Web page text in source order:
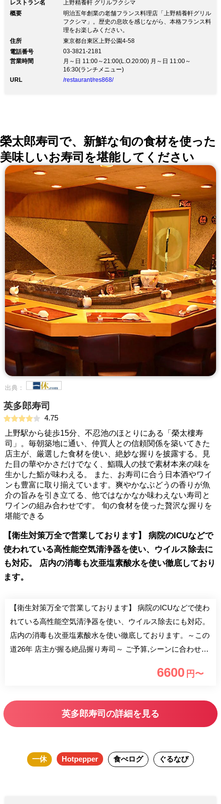
レストラン名
上野精養軒 グリルフクシマ
概要
明治五年創業の老舗フランス料理店「上野精養軒グリル
フクシマ」。歴史の息吹を感じながら、本格フランス料
理をお楽しみください。
住所
東京都台東区上野公園4-58
電話番号
03-3821-2181
営業時間
月～日 11:00～21:00(L.O.20:00) 月～日 11:00～
16:30(ランチメニュー)
URL
/restaurant/res868/
榮太郎寿司で、新鮮な旬の食材を使った
美味しいお寿司を堪能してください
出典：
英多郎寿司
4.75
上野駅から徒歩15分、不忍池のほとりにある「榮太樓寿
司」。毎朝築地に通い、仲買人との信頼関係を築いてきた
店主が、厳選した食材を使い、絶妙な握りを披露する。見
た目の華やかさだけでなく、鮨職人の技で素材本来の味を
生かした鮨が味わえる。 また、お寿司に合う日本酒やワイ
ンも豊富に取り揃えています。爽やかなぶどうの香りが魚
介の旨みを引き立てる、他ではなかなか味わえない寿司と
ワインの組み合わせです。 旬の食材を使った贅沢な握りを
堪能できる
【衛生対策万全で営業しております】 病院のICUなどで
使われている高性能空気清浄器を使い、ウイルス除去に
も対応。 店内の消毒も次亜塩素酸水を使い徹底しており
ます。
【衛生対策万全で営業しております】 病院のICUなどで使わ
れている高性能空気清浄器を使い、ウイルス除去にも対応。
店内の消毒も次亜塩素酸水を使い徹底しております。～この
道26年 店主が握る絶品握り寿司～ ご予算,シーンに合わせて
～15000円 毎朝,築地へ足を運び,見て触って仕入れる厳選の
で 自家製の粕漬け・珍味や野菜・果物など四季の味覚を加
えたコースは正に絶品。 ～[上野駅 徒歩15分]不忍池の畔,落
畔で、都会の喧騒,普段の疲れを忘れ”美味い寿司”をご堪能下
6600 円〜
英多郎寿司の詳細を見る
一休 Hotpepper 食べログ ぐるなび